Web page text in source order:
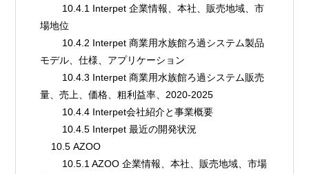
場地位
モデル、仕様、アプリケーション
量、売上、価格、粗利益率、2020-2025
        10.4.4 Interpet会社紹介と事業概要
        10.4.5 Interpet 最近の開発状況
    10.5 AZOO